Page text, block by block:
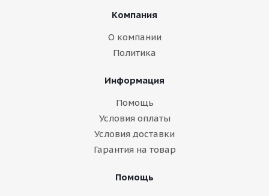
Компания
О компании
Политика
Информация
Помощь
Условия оплаты
Условия доставки
Гарантия на товар
Помощь